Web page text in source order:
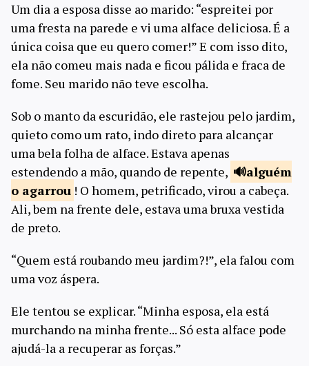
Um dia a esposa disse ao marido: “espreitei por
uma fresta na parede e vi uma alface deliciosa. É a
única coisa que eu quero comer!” E com isso dito,
ela não comeu mais nada e ficou pálida e fraca de
fome. Seu marido não teve escolha.
Sob o manto da escuridão, ele rastejou pelo jardim,
quieto como um rato, indo direto para alcançar
uma bela folha de alface. Estava apenas
estendendo a mão, quando de repente,
alguém
o agarrou ! O homem, petrificado, virou a cabeça.
Ali, bem na frente dele, estava uma bruxa vestida
de preto.
“Quem está roubando meu jardim?!”, ela falou com
uma voz áspera.
Ele tentou se explicar. “Minha esposa, ela está
murchando na minha frente... Só esta alface pode
ajudá-la a recuperar as forças.”